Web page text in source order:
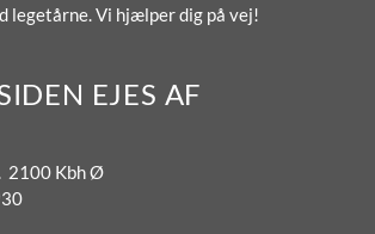
legetårne. Vi hjælper dig på vej!
EJES AF
2100 Kbh Ø